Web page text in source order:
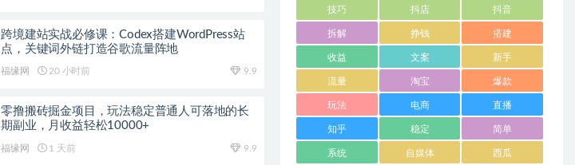
跨境建站实战必修课：Codex搭建WordPress站
点，关键词外链打造谷歌流量阵地
福缘网 20 小时前 9.9
零撸搬砖掘金项目，玩法稳定普通人可落地的长
期副业，月收益轻松10000+
福缘网 1 天前 9.9
技巧 抖店 抖音
拆解 挣钱 搭建
收益 文案 新手
流量 淘宝 爆款
玩法 电商 直播
知乎 稳定 简单
系统 自媒体 西瓜